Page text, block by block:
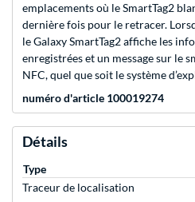
emplacements où le SmartTag2
dernière fois pour le retracer.
le Galaxy SmartTag2 affiche les
enregistrées et un message sur le
NFC, quel que soit le système
numéro d'article 100019274
Détails
Type
Traceur de localisation